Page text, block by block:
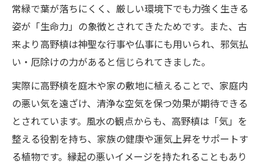
常緑で葉が落ちにくく、厳しい環境下でも力強く生きる
姿が「生命力」の象徴とされてきたためです。また、古
来より高野槙は神聖な行事や仏事にも用いられ、邪気払
い・厄除けの力があると信じられてきました。
実際に高野槙を庭木や家の敷地に植えることで、家庭内
の悪い気を遠ざけ、清浄な空気を保つ効果が期待できる
とされています。風水の観点からも、高野槙は「気」を
整える役割を持ち、家族の健康や運気上昇をサポートす
る植物です。縁起の悪いイメージを持たれることもあり